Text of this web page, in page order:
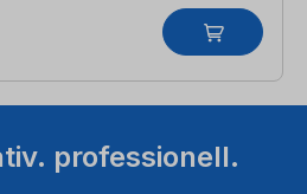
professionell.